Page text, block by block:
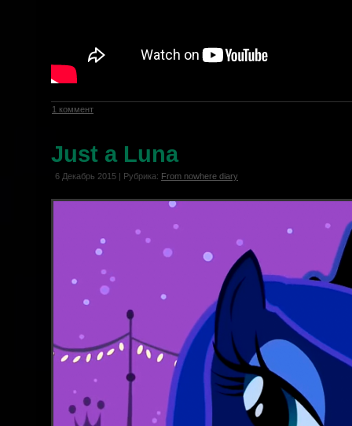
1 коммент
Just a Luna
6 Декабрь 2015 | Рубрика: From nowhere diary